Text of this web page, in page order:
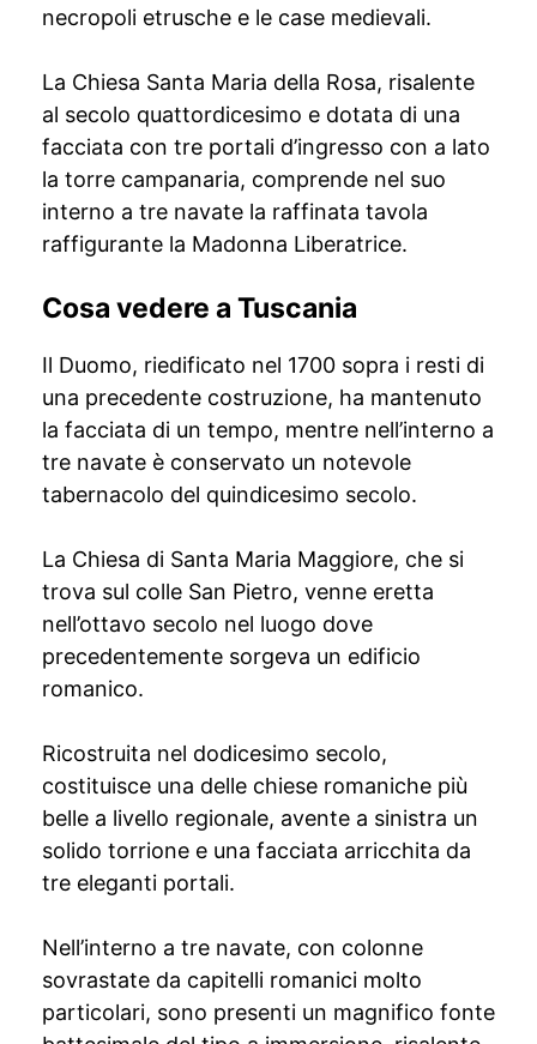
necropoli etrusche e le case medievali.
La Chiesa Santa Maria della Rosa, risalente
al secolo quattordicesimo e dotata di una
facciata con tre portali d’ingresso con a lato
la torre campanaria, comprende nel suo
interno a tre navate la raffinata tavola
raffigurante la Madonna Liberatrice.
Cosa vedere a Tuscania
Il Duomo, riedificato nel 1700 sopra i resti di
una precedente costruzione, ha mantenuto
la facciata di un tempo, mentre nell’interno a
tre navate è conservato un notevole
tabernacolo del quindicesimo secolo.
La Chiesa di Santa Maria Maggiore, che si
trova sul colle San Pietro, venne eretta
nell’ottavo secolo nel luogo dove
precedentemente sorgeva un edificio
romanico.
Ricostruita nel dodicesimo secolo,
costituisce una delle chiese romaniche più
belle a livello regionale, avente a sinistra un
solido torrione e una facciata arricchita da
tre eleganti portali.
Nell’interno a tre navate, con colonne
sovrastate da capitelli romanici molto
particolari, sono presenti un magnifico fonte